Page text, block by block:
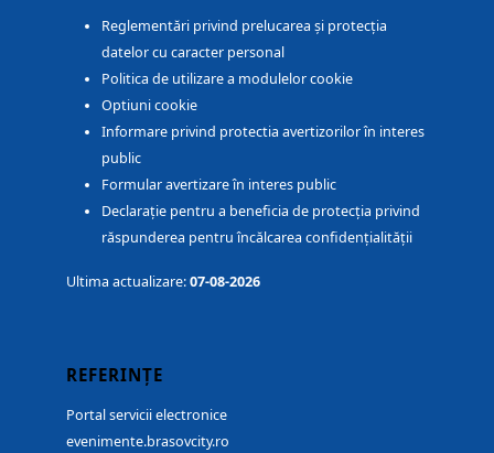
Reglementări privind prelucarea și protecția
datelor cu caracter personal
Politica de utilizare a modulelor cookie
Optiuni cookie
Informare privind protectia avertizorilor în interes
public
Formular avertizare în interes public
Declarație pentru a beneficia de protecția privind
răspunderea pentru încălcarea confidențialității
Ultima actualizare:07-08-2026
REFERINȚE
Portal servicii electronice
evenimente.brasovcity.ro